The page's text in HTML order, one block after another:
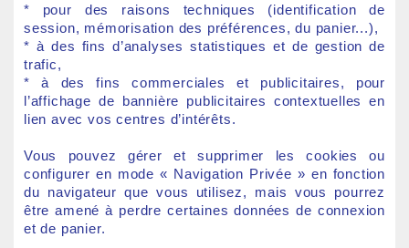
* pour des raisons techniques (identification de
session, mémorisation des préférences, du panier...),
* à des fins d’analyses statistiques et de gestion de
trafic,
* à des fins commerciales et publicitaires, pour
l’affichage de bannière publicitaires contextuelles en
lien avec vos centres d’intérêts.
Vous pouvez gérer et supprimer les cookies ou
configurer en mode « Navigation Privée » en fonction
du navigateur que vous utilisez, mais vous pourrez
être amené à perdre certaines données de connexion
et de panier.